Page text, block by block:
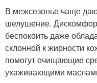
В межсезонье чаще
шелушение.
беспокоить даже
склонной к жирности
помогут очищающие
ухаживающими